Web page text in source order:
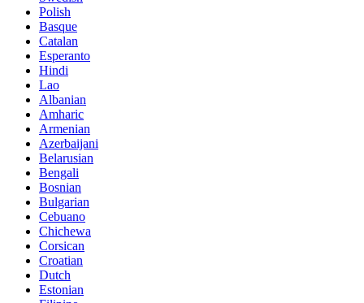
Polish
Basque
Catalan
Esperanto
Hindi
Lao
Albanian
Amharic
Armenian
Azerbaijani
Belarusian
Bengali
Bosnian
Bulgarian
Cebuano
Chichewa
Corsican
Croatian
Dutch
Estonian